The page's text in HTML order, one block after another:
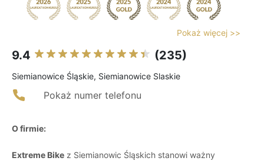
Pokaż więcej >>
9.4 (235)
Siemianowice Śląskie, Siemianowice Slaskie
Pokaż numer telefonu
O firmie:
Extreme Bike z Siemianowic Śląskich stanowi ważny